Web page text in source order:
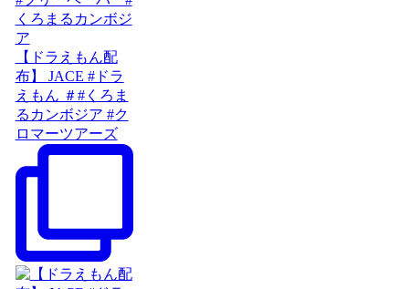
【ドラえもん配
布】 JACE #ドラ
えもん ＃#くろま
るカンボジア #ク
ロマーツアーズ